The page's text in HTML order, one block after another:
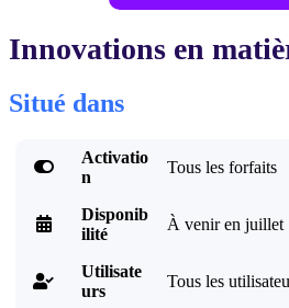
Innovations en
Situé dans

Activatio
n
Tous les forfaits

Disponib
ilité
À venir en juillet

Utilisate
urs
Tous les